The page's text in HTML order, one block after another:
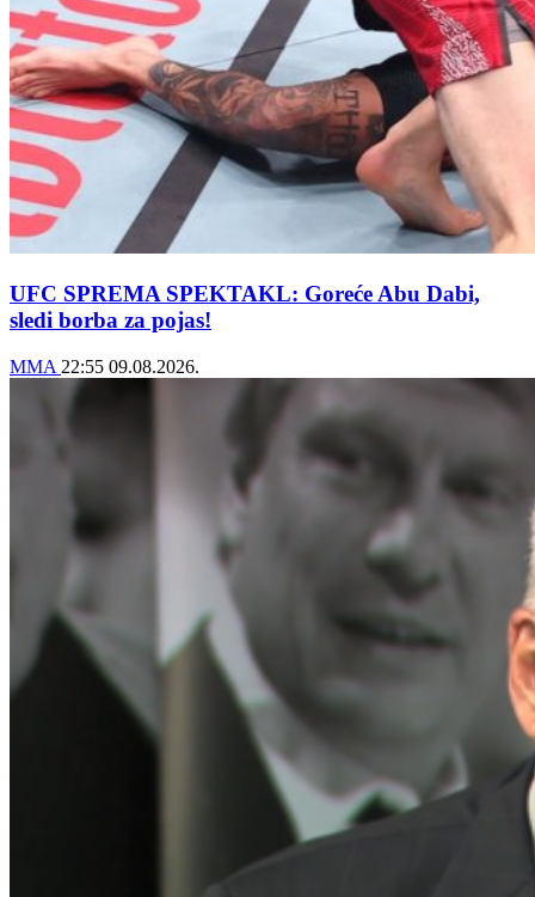
UFC SPREMA SPEKTAKL: Goreće Abu Dabi,
sledi borba za pojas!
MMA 22:55 09.08.2026.